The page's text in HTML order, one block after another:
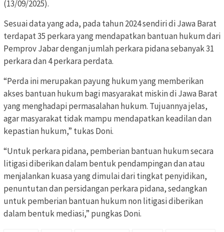
(13/09/2025).
Sesuai data yang ada, pada tahun 2024 sendiri di Jawa Barat
terdapat 35 perkara yang mendapatkan bantuan hukum dari
Pemprov Jabar dengan jumlah perkara pidana sebanyak 31
perkara dan 4 perkara perdata.
“Perda ini merupakan payung hukum yang memberikan
akses bantuan hukum bagi masyarakat miskin di Jawa Barat
yang menghadapi permasalahan hukum. Tujuannya jelas,
agar masyarakat tidak mampu mendapatkan keadilan dan
kepastian hukum,” tukas Doni.
“Untuk perkara pidana, pemberian bantuan hukum secara
litigasi diberikan dalam bentuk pendampingan dan atau
menjalankan kuasa yang dimulai dari tingkat penyidikan,
penuntutan dan persidangan perkara pidana, sedangkan
untuk pemberian bantuan hukum non litigasi diberikan
dalam bentuk mediasi,” pungkas Doni.